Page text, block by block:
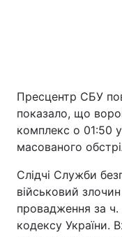
Пресцентр СБУ
показало, що
комплекс о 01:50
масованого
Слідчі Служби
військовий
провадження за ч.
кодексу України.